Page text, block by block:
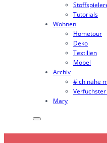
Tutorials
Wohnen
Hometour
Deko
Textilien
Möbel
Archiv
#ich nähe
Mary